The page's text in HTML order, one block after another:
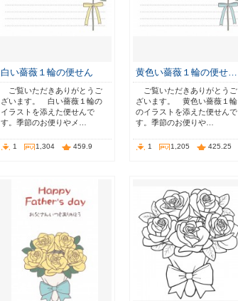
白い薔薇１輪の便せん
ご覧いただきありがとうご
ざいます。 白い薔薇１輪の
イラストを添えた便せんで
す。季節のお便りやメ…
1 1,304 459.9
黄色い薔薇１輪の便せ…
ご覧いただきありがとうご
ざいます。 黄色い薔薇１輪
のイラストを添えた便せんで
す。季節のお便りや…
1 1,205 425.25